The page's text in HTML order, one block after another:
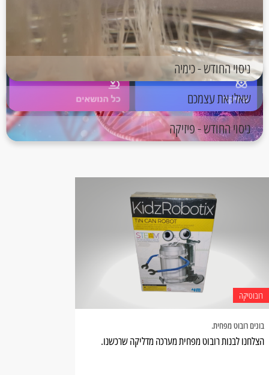
ניסוי החודש - כימיה
שאלו את עצמכם
ניסוי החודש - פיזיקה
רובוטיקה
בונים רובוט מפחית.
הצלחנו לבנות רובוט מפחית מערכה מדליקה שרכשנו.